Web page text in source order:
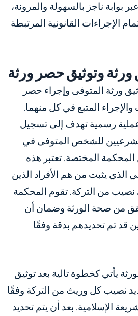
بوابة ناجز بالسهولة والمرونة،
الإجراءات القانونية المرتبطة
ورثة وتوثيق حصر ورثة
ورثة المتوفى وإجراء حصر
المتبع في كل منهما.
رسمية تهدف إلى تسجيل
للشخص المتوفى في
المختصة. تعتبر هذه
الذي يثبت من هم الأفراد الذين
من التركة. تقوم المحكمة
من صحة الورثة وضمان أن
قد تم تحديدهم بدقة وفقًا
يأتي كخطوة تالية بعد توثيق
نصيب كل وريث من التركة وفقًا
الإسلامية. بعد أن يتم تحديد